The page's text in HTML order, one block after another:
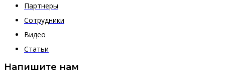
Партнеры
Сотрудники
Видео
Статьи
Напишите нам